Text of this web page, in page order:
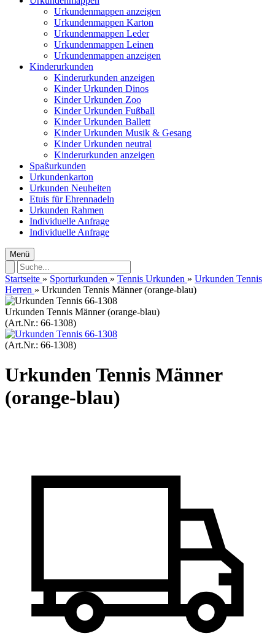
Urkundenmappen anzeigen
Urkundenmappen Karton
Urkundenmappen Leder
Urkundenmappen Leinen
Urkundenmappen anzeigen
Kinderurkunden
Kinderurkunden anzeigen
Kinder Urkunden Dinos
Kinder Urkunden Zoo
Kinder Urkunden Fußball
Kinder Urkunden Ballett
Kinder Urkunden Musik & Gesang
Kinder Urkunden neutral
Kinderurkunden anzeigen
Spaßurkunden
Urkundenkarton
Urkunden Neuheiten
Etuis für Ehrennadeln
Urkunden Rahmen
Individuelle Anfrage
Individuelle Anfrage
Menü
Startseite » Sporturkunden » Tennis Urkunden » Urkunden Tennis
Herren » Urkunden Tennis Männer (orange-blau)
Urkunden Tennis Männer (orange-blau)
(Art.Nr.: 66-1308)
(Art.Nr.: 66-1308)
Urkunden Tennis Männer
(orange-blau)